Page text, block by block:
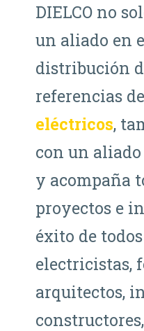
DIELCO no
un aliado en
distribución
referencias de
eléctricos,
con un aliado
y acompaña
proyectos e
éxito de
electricistas,
arquitectos,